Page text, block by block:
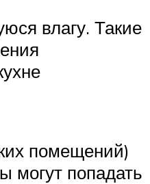
влагу. Такие
помещений)
могут попадать